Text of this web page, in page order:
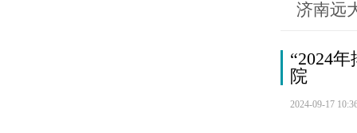
济南远
“2024
院
2024-09-17